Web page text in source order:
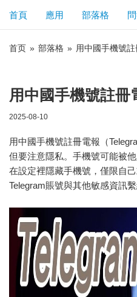
首頁 應用 部落格
首页 » 部落格 » 用中國手機號
用中國手機號註冊
2025-08-10
用中國手機號註冊電報（
但要注意隱私。手機號可能被
在設定裡隱藏手機號，僅限自
Telegram賬號與其他敏感資訊繫